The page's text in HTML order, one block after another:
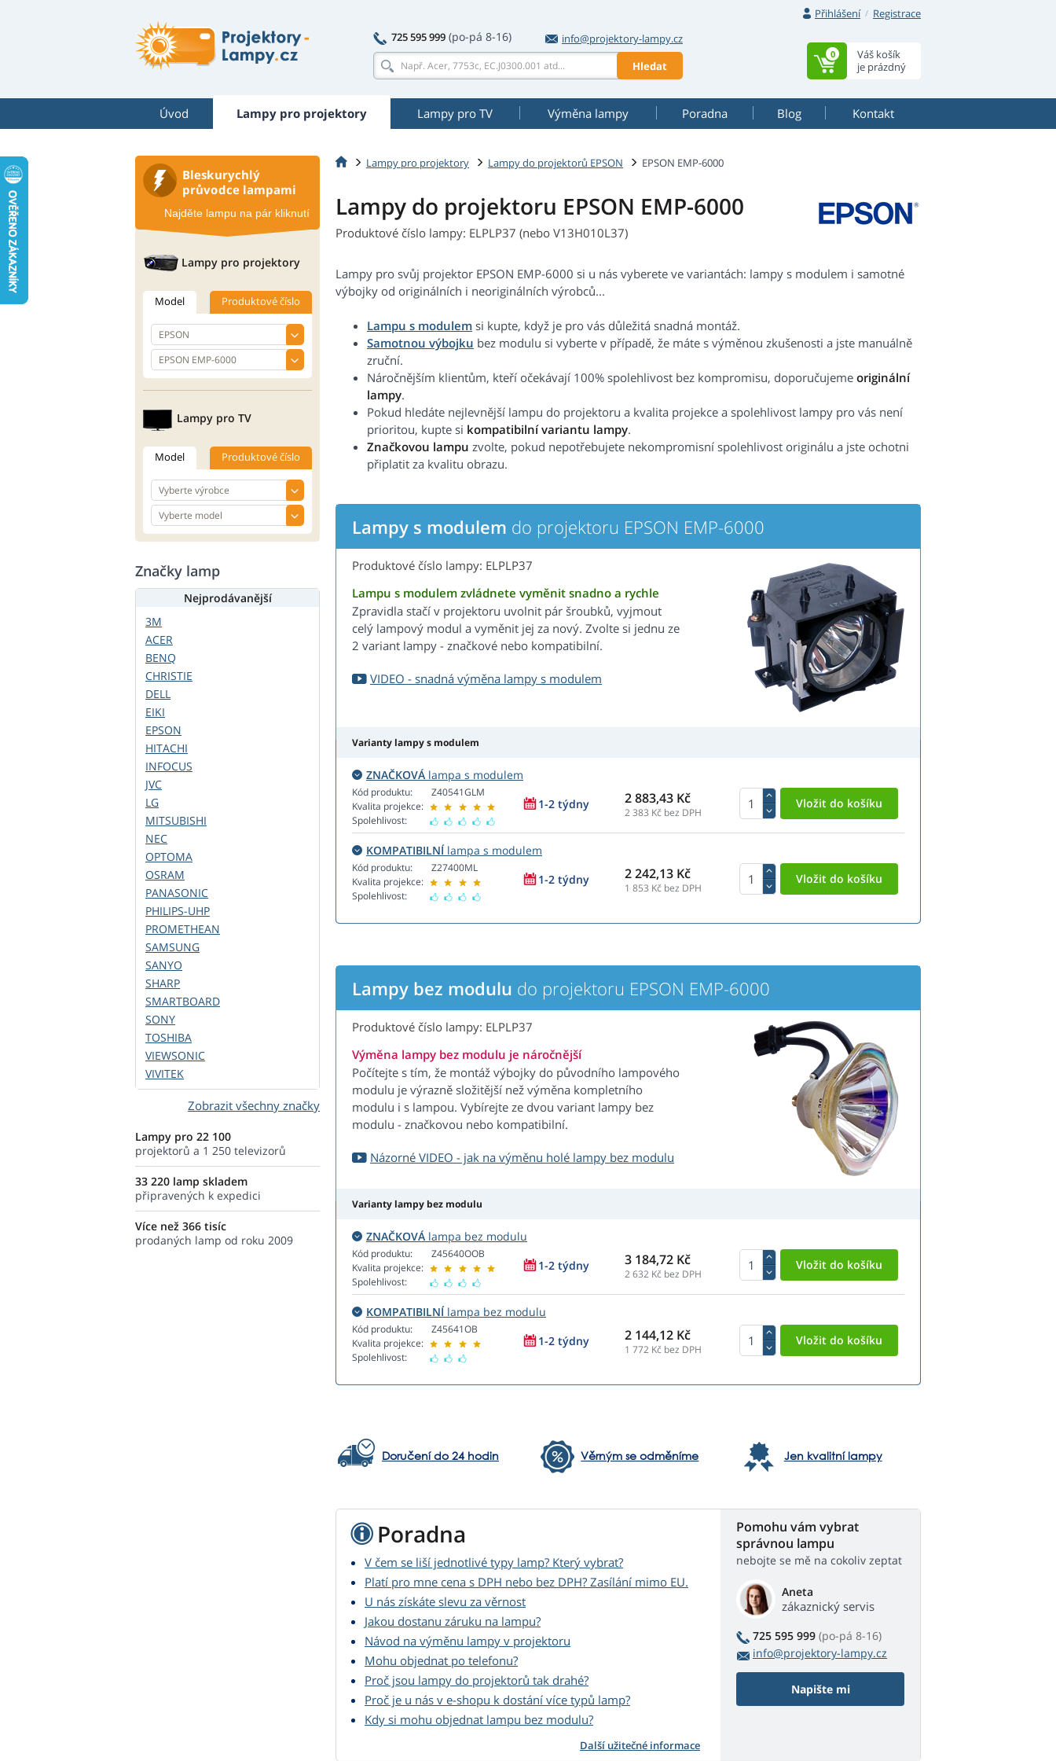
Přihlášení
Registrace
725 595 999 (po-pá 8-16)
info@projektory-lampy.cz
Hledat
Váš košík
je prázdný
0
Úvod Lampy pro projektory Lampy pro TV Výměna lampy Poradna Blog Kontakt
Lampy pro projektory Lampy do projektorů EPSON EPSON EMP-6000
Lampy do projektoru EPSON EMP-6000
Produktové číslo lampy: ELPLP37 (nebo V13H010L37)
Lampy pro svůj projektor EPSON EMP-6000 si u nás vyberete ve variantách: lampy s modulem i samotné
výbojky od originálních i neoriginálních výrobců...
Lampu s modulem si kupte, když je pro vás důležitá snadná montáž.
Samotnou výbojku bez modulu si vyberte v případě, že máte s výměnou zkušenosti a jste manuálně
zruční.
Náročnějším klientům, kteří očekávají 100% spolehlivost bez kompromisu, doporučujeme originální
lampy.
Pokud hledáte nejlevnější lampu do projektoru a kvalita projekce a spolehlivost lampy pro vás není
prioritou, kupte si kompatibilní variantu lampy.
Značkovou lampu zvolte, pokud nepotřebujete nekompromisní spolehlivost originálu a jste ochotni
připlatit za kvalitu obrazu.
Lampy s modulem do projektoru EPSON EMP-6000
Produktové číslo lampy: ELPLP37
Lampu s modulem zvládnete vyměnit snadno a rychle
Zpravidla stačí v projektoru uvolnit pár šroubků, vyjmout
celý lampový modul a vyměnit jej za nový. Zvolte si jednu ze
2 variant lampy - značkové nebo kompatibilní.
VIDEO - snadná výměna lampy s modulem
Varianty lampy s modulem
ZNAČKOVÁ lampa s modulem
Kód produktu:
Kvalita projekce:
Spolehlivost:
Z40541GLM
1-2 týdny 2 883,43 Kč
2 383 Kč bez DPH
KOMPATIBILNÍlampa s modulem
Kód produktu:
Kvalita projekce:
Spolehlivost:
Z27400ML
1-2 týdny 2 242,13 Kč
1 853 Kč bez DPH
Lampy bez modulu do projektoru EPSON EMP-6000
Produktové číslo lampy: ELPLP37
Výměna lampy bez modulu je náročnější
Počítejte s tím, že montáž výbojky do původního lampového
modulu je výrazně složitější než výměna kompletního
modulu i s lampou. Vybírejte ze dvou variant lampy bez
modulu - značkovou nebo kompatibilní.
Názorné VIDEO - jak na výměnu holé lampy bez modulu
Varianty lampy bez modulu
ZNAČKOVÁ lampa bez modulu
Kód produktu:
Kvalita projekce:
Spolehlivost:
Z45640OOB
1-2 týdny 3 184,72 Kč
2 632 Kč bez DPH
KOMPATIBILNÍlampa bez modulu
Kód produktu:
Kvalita projekce:
Spolehlivost:
Z45641OB
1-2 týdny 2 144,12 Kč
1 772 Kč bez DPH
Doručení do 24 hodin Věrným se odměníme Jen kvalitní lampy
Poradna
V čem se liší jednotlivé typy lamp? Který vybrat?
Platí pro mne cena s DPH nebo bez DPH? Zasílání mimo EU.
U nás získáte slevu za věrnost
Jakou dostanu záruku na lampu?
Návod na výměnu lampy v projektoru
Mohu objednat po telefonu?
Proč jsou lampy do projektorů tak drahé?
Proč je u nás v e-shopu k dostání více typů lamp?
Kdy si mohu objednat lampu bez modulu?
Další užitečné informace
Pomohu vám vybrat
správnou lampu
nebojte se mě na cokoliv zeptat
Aneta
zákaznický servis
725 595 999 (po-pá 8-16)
info@projektory-lampy.cz
Napište mi
Bleskurychlý
průvodce lampami
Najděte lampu na pár kliknutí
Lampy pro projektory
Model Produktové číslo
Lampy pro TV
Model Produktové číslo
Značky lamp
Nejprodávanější
3M
ACER
BENQ
CHRISTIE
DELL
EIKI
EPSON
HITACHI
INFOCUS
JVC
LG
MITSUBISHI
NEC
OPTOMA
OSRAM
PANASONIC
PHILIPS-UHP
PROMETHEAN
SAMSUNG
SANYO
SHARP
SMARTBOARD
SONY
TOSHIBA
VIEWSONIC
VIVITEK
Zobrazit všechny značky
Lampy pro 22 100
projektorů a 1 250 televizorů
33 220 lamp skladem
připravených k expedici
Více než 366 tisíc
prodaných lamp od roku 2009